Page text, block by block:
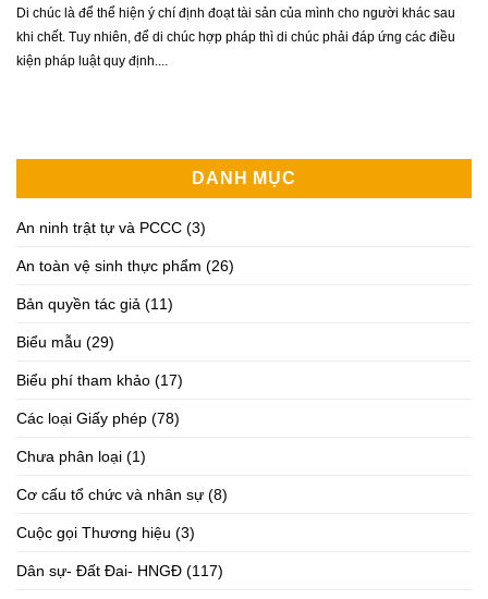
Di chúc là để thể hiện ý chí định đoạt tài sản của mình cho người khác sau
khi chết. Tuy nhiên, để di chúc hợp pháp thì di chúc phải đáp ứng các điều
kiện pháp luật quy định....
DANH MỤC
An ninh trật tự và PCCC (3)
An toàn vệ sinh thực phẩm (26)
Bản quyền tác giả (11)
Biểu mẫu (29)
Biểu phí tham khảo (17)
Các loại Giấy phép (78)
Chưa phân loại (1)
Cơ cấu tổ chức và nhân sự (8)
Cuộc gọi Thương hiệu (3)
Dân sự- Đất Đai- HNGĐ (117)